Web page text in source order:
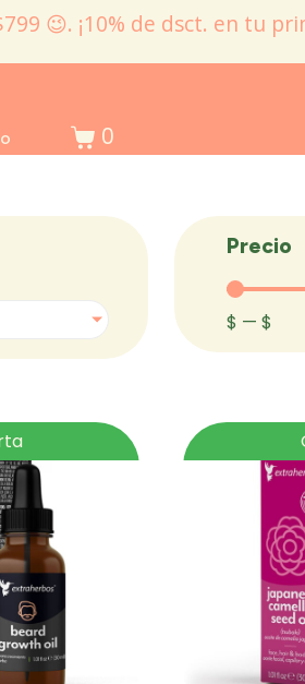
😉. ¡10% de dsct. en tu
0
Precio
$ — $